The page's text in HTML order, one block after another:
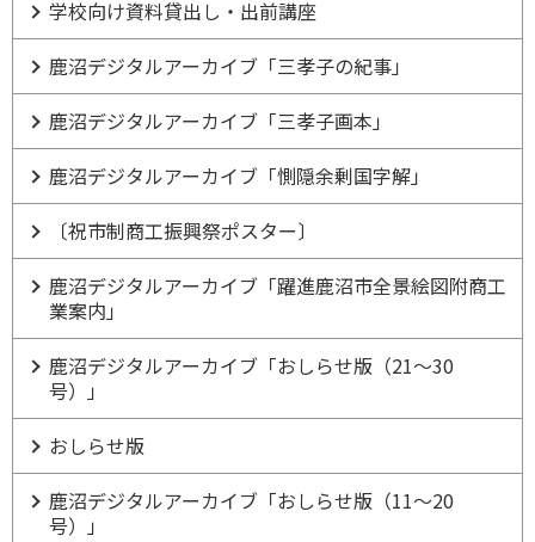
学校向け資料貸出し・出前講座
鹿沼デジタルアーカイブ「三孝子の紀事」
鹿沼デジタルアーカイブ「三孝子画本」
鹿沼デジタルアーカイブ「惻隠余剰国字解」
〔祝市制商工振興祭ポスター〕
鹿沼デジタルアーカイブ「躍進鹿沼市全景絵図附商工
業案内」
鹿沼デジタルアーカイブ「おしらせ版（21～30
号）」
おしらせ版
鹿沼デジタルアーカイブ「おしらせ版（11～20
号）」